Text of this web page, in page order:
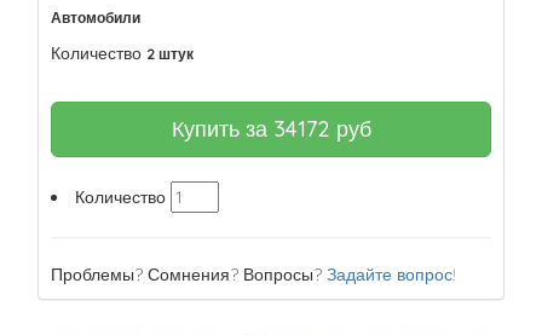
Автомобили
Количество 2 штук
Купить за 34172 руб
Количество
Проблемы? Сомнения? Вопросы? Задайте вопрос!